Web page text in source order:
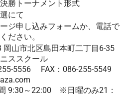
勝トーナメント形式
にて
ジ申し込みフォームか、電話で
ださい。
岡山市北区島田本町二丁目6-35
ススクール
5556 FAX：086-255-5549
9:30～22:00 ※日曜のみ21：